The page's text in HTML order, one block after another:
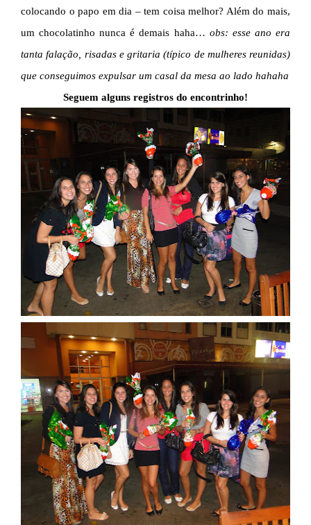
colocando o papo em dia – tem coisa melhor? Além do mais,
um chocolatinho nunca é demais haha… obs: esse ano era
tanta falação, risadas e gritaria (típico de mulheres reunidas)
que conseguimos expulsar um casal da mesa ao lado hahaha
Seguem alguns registros do encontrinho!